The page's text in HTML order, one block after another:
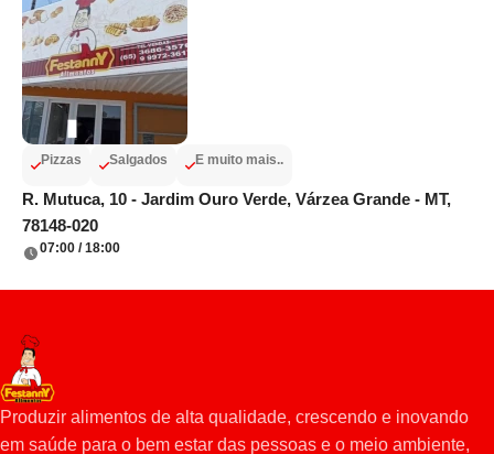
Pizzas Salgados E muito mais..
R. Mutuca, 10 - Jardim Ouro Verde, Várzea Grande - MT,
78148-020
07:00 / 18:00
Produzir alimentos de alta qualidade, crescendo e inovando
em saúde para o bem estar das pessoas e o meio ambiente,